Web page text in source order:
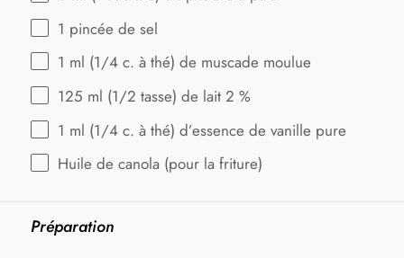
1 pincée de sel
1 ml (1/4 c. à thé) de muscade moulue
125 ml (1/2 tasse) de lait 2 %
1 ml (1/4 c. à thé) d’essence de vanille pure
Huile de canola (pour la friture)
Préparation